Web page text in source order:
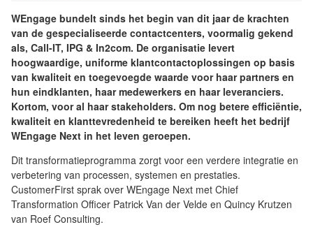
WEngage bundelt sinds het begin van dit jaar de krachten
van de gespecialiseerde contactcenters, voormalig gekend
als, Call-IT, IPG & In2com. De organisatie levert
hoogwaardige, uniforme klantcontactoplossingen op basis
van kwaliteit en toegevoegde waarde voor haar partners en
hun eindklanten, haar medewerkers en haar leveranciers.
Kortom, voor al haar stakeholders. Om nog betere efficiëntie,
kwaliteit en klanttevredenheid te bereiken heeft het bedrijf
WEngage Next in het leven geroepen.
Dit transformatieprogramma zorgt voor een verdere integratie en
verbetering van processen, systemen en prestaties.
CustomerFirst sprak over WEngage Next met Chief
Transformation Officer Patrick Van der Velde en Quincy Krutzen
van Roef Consulting.